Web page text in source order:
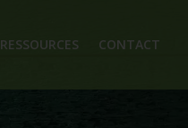
RESSOURCES CONTACT